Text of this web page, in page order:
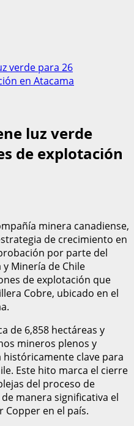
verde para 26
en Atacama
luz verde
de explotación
minera canadiense,
de crecimiento en
por parte del
Minería de Chile
de explotación que
Cobre, ubicado en el
de 6,858 hectáreas y
mineros plenos y
clave para
Este hito marca el cierre
del proceso de
manera significativa el
Copper en el país.